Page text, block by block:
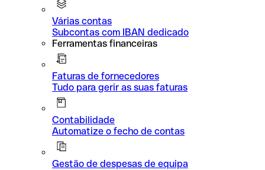
Várias contas
Subcontas com IBAN dedicado
Ferramentas financeiras
Faturas de fornecedores
Tudo para gerir as suas faturas
Contabilidade
Automatize o fecho de contas
Gestão de despesas de equipa